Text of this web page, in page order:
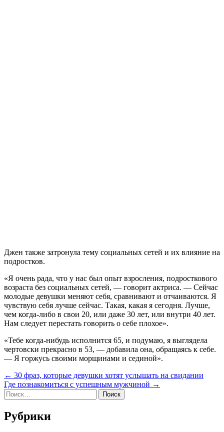
Джен также затронула тему социальных сетей и их влияние на
подростков.
«Я очень рада, что у нас был опыт взросления, подросткового
возраста без социальных сетей, — говорит актриса. — Сейчас
молодые девушки меняют себя, сравнивают и отчаиваются. Я
чувствую себя лучше сейчас. Такая, какая я сегодня. Лучше,
чем когда-либо в свои 20, или даже 30 лет, или внутри 40 лет.
Нам следует перестать говорить о себе плохое».
«Тебе когда-нибудь исполнится 65, и подумаю, я выглядела
чертовски прекрасно в 53, — добавила она, обращаясь к себе.
— Я горжусь своими морщинами и сединой».
Навигация
по
записям
← 30 фраз, которые девушки хотят услышать на свидании
Где познакомиться с успешным мужчиной →
Найти:
Рубрики